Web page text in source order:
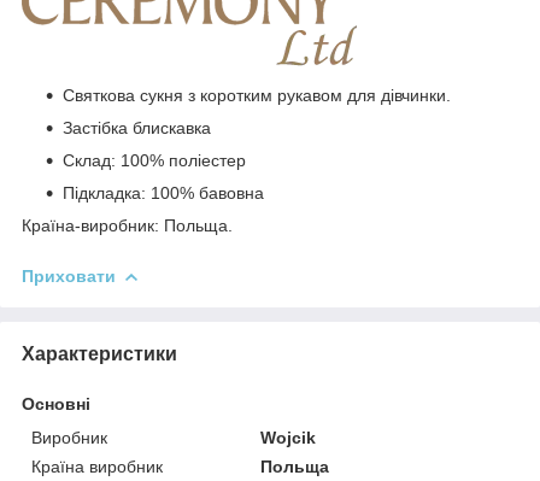
Святкова сукня з коротким рукавом для дівчинки.
Застібка блискавка
Склад: 100% поліестер
Підкладка: 100% бавовна
Країна-виробник: Польща.
Приховати
Характеристики
Основні
Виробник
Wojcik
Країна виробник
Польща